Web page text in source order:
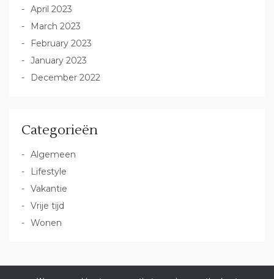
April 2023
March 2023
February 2023
January 2023
December 2022
Categorieën
Algemeen
Lifestyle
Vakantie
Vrije tijd
Wonen